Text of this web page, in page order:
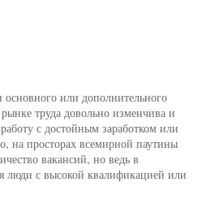
или дополнительного
труда довольно изменчива и
с достойным заработком или
на просторах всемирной паутины
вакансий, но ведь в
люди с высокой квалификацией или